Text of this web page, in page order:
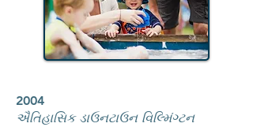
2004
ઐતિહાસિક ડાઉનટાઉન વિલ્મિંગ્ટન